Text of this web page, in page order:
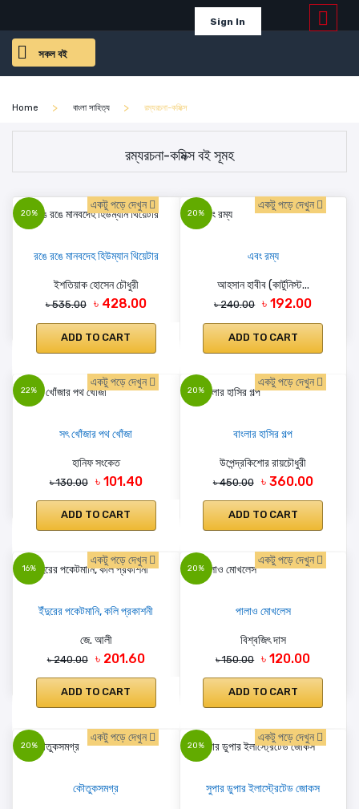
Sign In
সকল বই
Home বাংলা সাহিত্য রম্যরচনা-কমিক্স
রম্যরচনা-কমিক্স বই সূমহ
20%
একটু পড়ে দেখুন
রঙে রঙে মানবদেহ হিউম্যান থিয়েটার
ইশতিয়াক হোসেন চৌধুরী
৳ 535.00 ৳ 428.00
ADD TO CART
20%
একটু পড়ে দেখুন
এবং রম্য
আহসান হাবীব (কার্টুনিস্ট...
৳ 240.00 ৳ 192.00
ADD TO CART
22%
একটু পড়ে দেখুন
সৎ খোঁজার পথ খোঁজা
হানিফ সংকেত
৳ 130.00 ৳ 101.40
ADD TO CART
20%
একটু পড়ে দেখুন
বাংলার হাসির গল্প
উপেন্দ্রকিশোর রায়চৌধুরী
৳ 450.00 ৳ 360.00
ADD TO CART
16%
একটু পড়ে দেখুন
ইঁদুরের পকেটমানি, কলি প্রকাশনী
জে. আলী
৳ 240.00 ৳ 201.60
ADD TO CART
20%
একটু পড়ে দেখুন
পালাও মোখলেস
বিশ্বজিৎ দাস
৳ 150.00 ৳ 120.00
ADD TO CART
20%
একটু পড়ে দেখুন
কৌতুকসমগ্র
20%
একটু পড়ে দেখুন
সুপার ডুপার ইলাস্ট্রেটেড জোকস